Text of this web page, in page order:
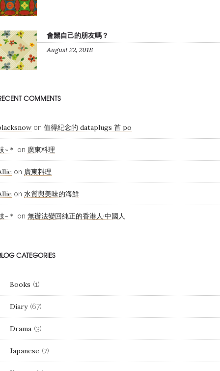
會嬲自己的朋友嗎？
August 22, 2018
COMMENTS
on 值得紀念的 dataplugs 首 po
~＊ on 廣東料理
on 廣東料理
on 水質與美味的海鮮
~＊ on 無辦法變回純正的香港人·中國人
CATEGORIES
Books (1)
Diary (67)
Drama (3)
Japanese (7)